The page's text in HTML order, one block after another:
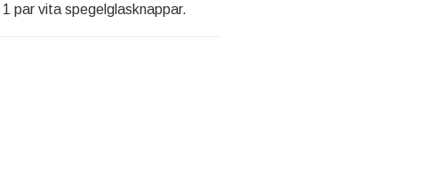
par vita spegelglasknappar.